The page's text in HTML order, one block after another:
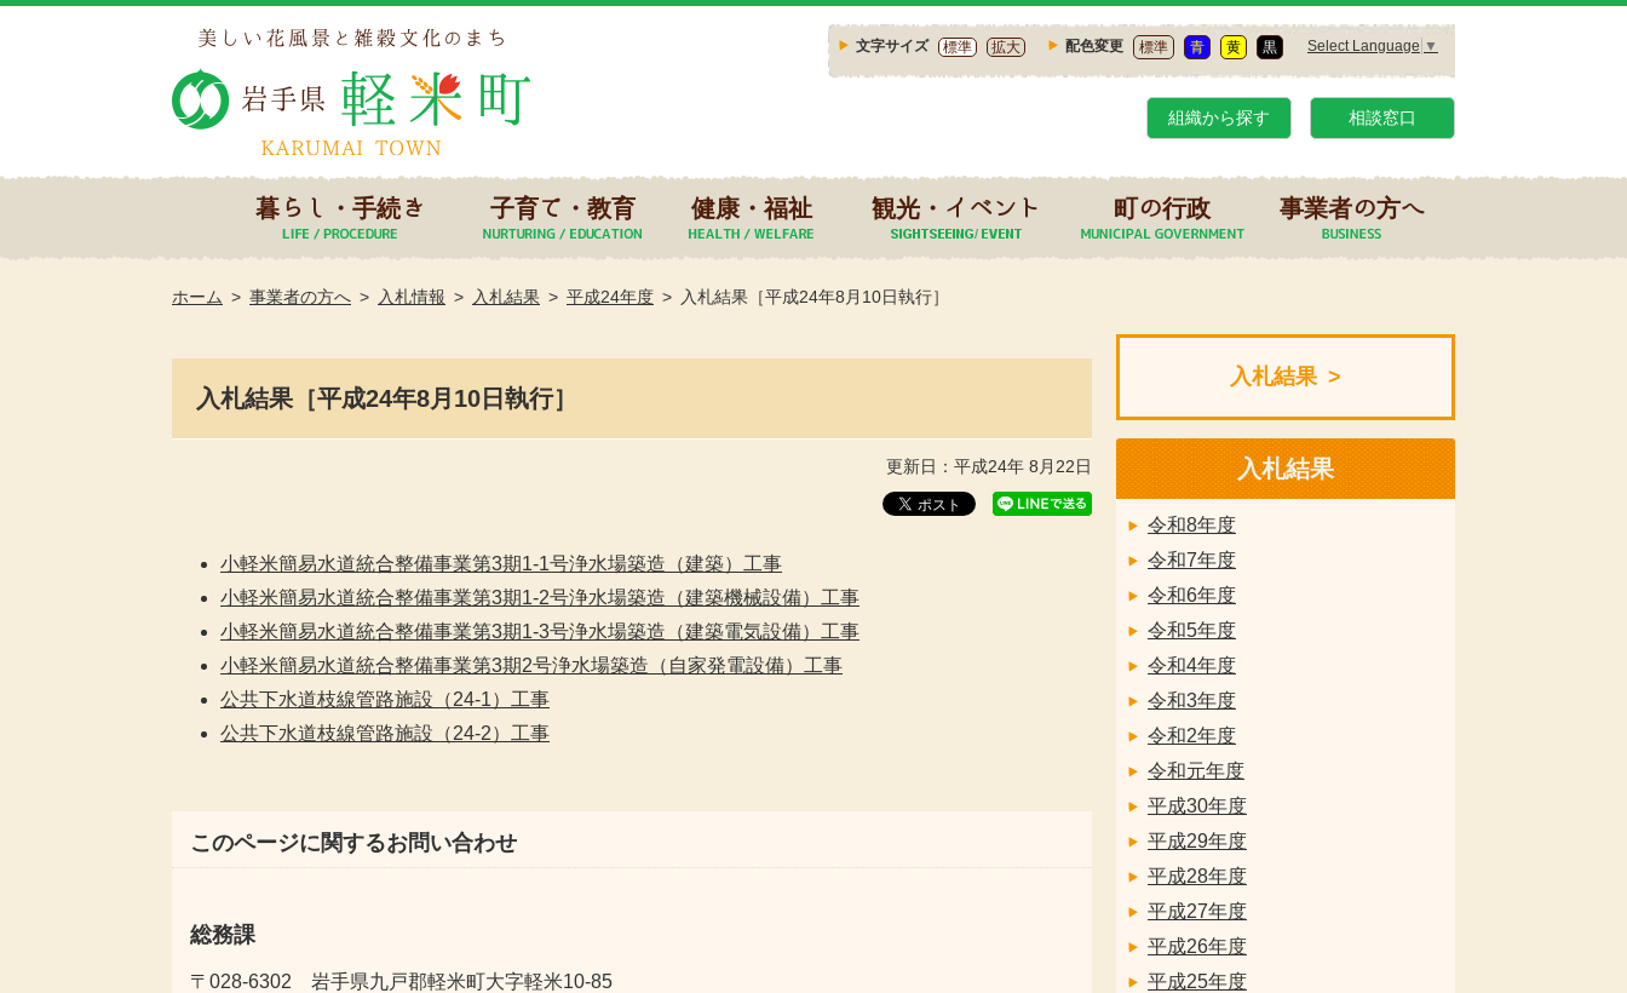
文字サイズ 標準 拡大 配色変更 標準 青 黄 黒 Select Language ▼
組織から探す 相談窓口
暮らし・手続き 子育て・教育 健康・福祉 観光・イベント 町の行政 事業者の方へ
ホーム 事業者の方へ 入札情報 入札結果 平成24年度 入札結果［平成24年8月10日執行］
入札結果［平成24年8月10日執行］
更新日：平成24年 8月22日
小軽米簡易水道統合整備事業第3期1-1号浄水場築造（建築）工事
小軽米簡易水道統合整備事業第3期1-2号浄水場築造（建築機械設備）工事
小軽米簡易水道統合整備事業第3期1-3号浄水場築造（建築電気設備）工事
小軽米簡易水道統合整備事業第3期2号浄水場築造（自家発電設備）工事
公共下水道枝線管路施設（24-1）工事
公共下水道枝線管路施設（24-2）工事
このページに関するお問い合わせ
総務課
〒028-6302 岩手県九戸郡軽米町大字軽米10-85
入札結果
入札結果
令和8年度
令和7年度
令和6年度
令和5年度
令和4年度
令和3年度
令和2年度
令和元年度
平成30年度
平成29年度
平成28年度
平成27年度
平成26年度
平成25年度